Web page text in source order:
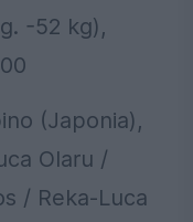
-52 kg),
(Japonia),
Olaru /
/ Reka-Luca